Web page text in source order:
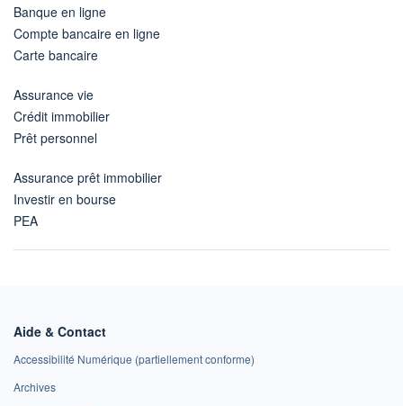
Banque en ligne
Compte bancaire en ligne
Carte bancaire
Assurance vie
Crédit immobilier
Prêt personnel
Assurance prêt immobilier
Investir en bourse
PEA
Aide & Contact
Accessibilité Numérique (partiellement conforme)
Archives